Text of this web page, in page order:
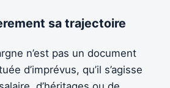
sa trajectoire
n’est pas un document
d’imprévus, qu’il s’agisse